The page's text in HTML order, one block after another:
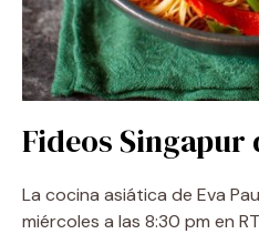
Fideos Singapur
La cocina asiática de Eva
miércoles a las 8:30 pm en